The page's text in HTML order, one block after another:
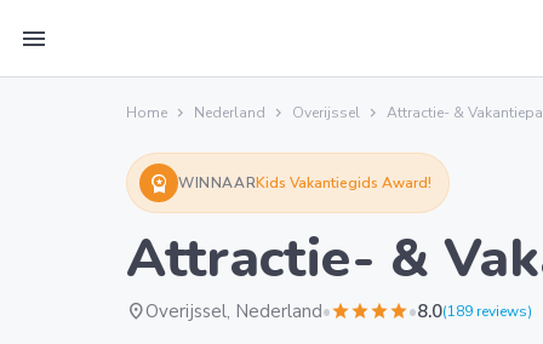
menu
Home Nederland Overijssel Attractie- &
workspace_premium WINNAARKids Vakantiegids Award!
Attractie- &
location_onOverijssel, Nederland•starstarstarstar•8.0(189 reviews)